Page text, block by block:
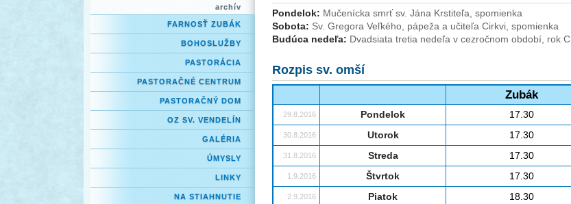
archív
FARNOSŤ ZUBÁK
BOHOSLUŽBY
PASTORÁCIA
PASTORAČNÉ CENTRUM
PASTORAČNÝ DOM
OZ SV. VENDELÍN
GALÉRIA
ÚMYSLY
LINKY
NA STIAHNUTIE
Pondelok: Mučenícka smrť sv. Jána Krstiteľa, spomienka
Sobota: Sv. Gregora Veľkého, pápeža a učiteľa Cirkvi, spomienka
Budúca nedeľa: Dvadsiata tretia nedeľa v cezročnom období, rok C
Rozpis sv. omší
Zubák
29.8.2016 Pondelok 17.30
30.8.2016 Utorok 17.30
31.8.2016 Streda 17.30
1.9.2016 Štvrtok 17.30
2.9.2016 Piatok 18.30